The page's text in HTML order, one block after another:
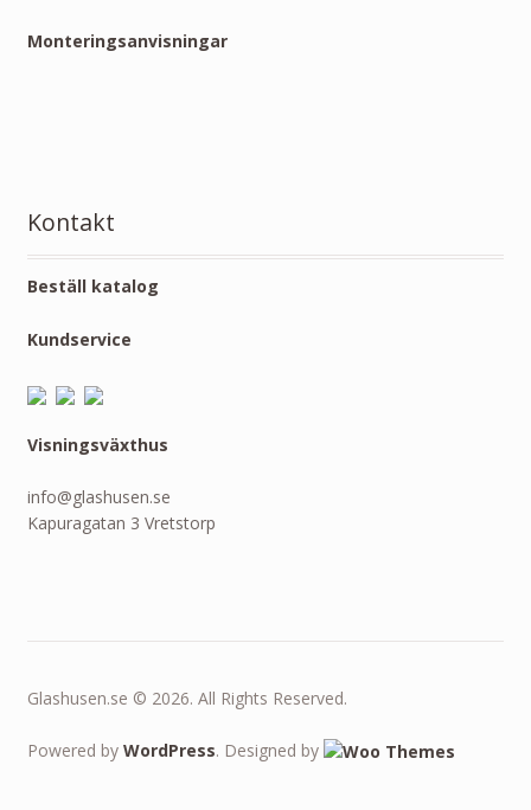
Monteringsanvisningar
Kontakt
Beställ katalog
Kundservice
Visningsväxthus
info@glashusen.se
Kapuragatan 3 Vretstorp
Glashusen.se © 2026. All Rights Reserved.
Powered by WordPress. Designed by